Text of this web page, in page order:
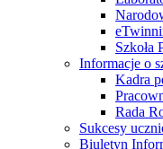
Szkoła
Informacje o
Kadra
Rada
Sukcesy
Biuletyn